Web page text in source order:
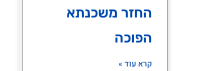
החזר משכנתא
הפוכה
קרא עוד »